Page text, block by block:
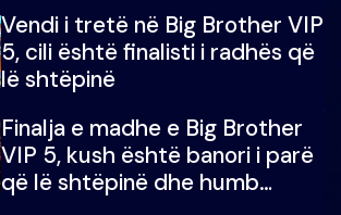
Vendi i tretë në Big Brother VIP
5, cili është finalisti i radhës që
lë shtëpinë
Finalja e madhe e Big Brother
VIP 5, kush është banori i parë
që lë shtëpinë dhe humb